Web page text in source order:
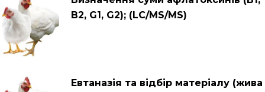
B2, G1, G2); (LC/MS/MS)
Евтаназія та відбір матеріалу (жива